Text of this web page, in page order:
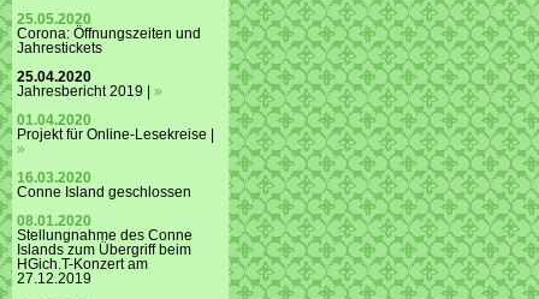
25.05.2020
Corona: Öffnungszeiten und
Jahrestickets
25.04.2020
Jahresbericht 2019 | »
01.04.2020
Projekt für Online-Lesekreise |
»
16.03.2020
Conne Island geschlossen
08.01.2020
Stellungnahme des Conne
Islands zum Übergriff beim
HGich.T-Konzert am
27.12.2019